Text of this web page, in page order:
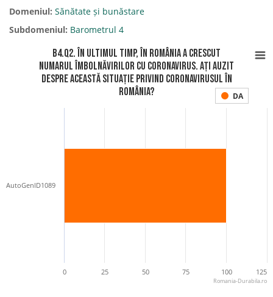
Domeniul: Sănătate și bunăstare
Subdomeniul: Barometrul 4
B4.Q2. În ultimul timp, în România a crescut
numarul îmbolnăvirilor cu coronavirus. Ați auzit
despre această situație privind coronavirusul în
România?
DA
AutoGenID1089
0 100
25 50 75 125
Romania-Durabila.ro